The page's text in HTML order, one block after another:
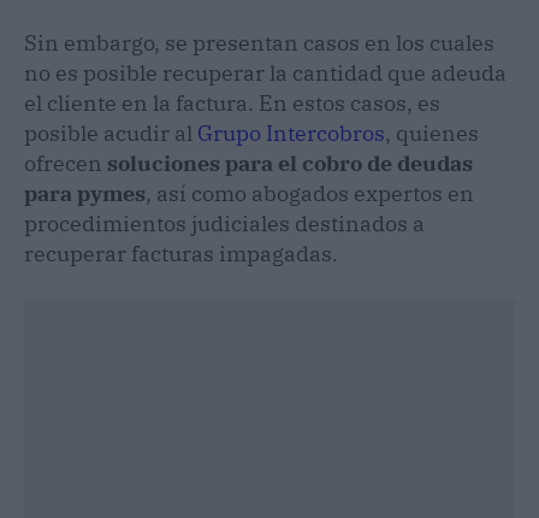
Sin embargo, se presentan casos en los cuales
no es posible recuperar la cantidad que adeuda
el cliente en la factura. En estos casos, es
posible acudir al Grupo Intercobros, quienes
ofrecen soluciones para el cobro de deudas
para pymes, así como abogados expertos en
procedimientos judiciales destinados a
recuperar facturas impagadas.